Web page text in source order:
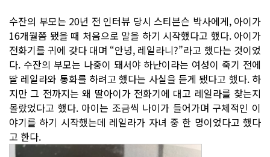
수잔의 부모는 20년 전 인터뷰 당시 스티븐슨 박사에게, 아이가
16개월쯤 됐을 때 처음으로 말을 하기 시작했다고 했다. 아이가
전화기를 귀에 갖다 대며 “안녕, 레일라니?”라고 했다는 것이었
다. 수잔의 부모는 나중이 돼서야 하난이라는 여성이 죽기 전에
딸 레일라와 통화를 하려고 했다는 사실을 듣게 됐다고 했다. 하
지만 그 전까지는 왜 딸아이가 전화기에 대고 레일라를 찾는지
몰랐었다고 했다. 아이는 조금씩 나이가 들어가며 구체적인 이
야기를 하기 시작했는데 레일라가 자녀 중 한 명이었다고 했다
고 한다.